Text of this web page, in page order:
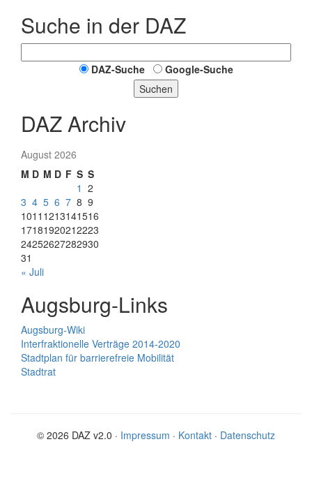
Suche in der DAZ
DAZ-Suche
Google-Suche
Suchen
DAZ Archiv
August 2026
M D M D F S S
1 2
3 4 5 6 7 8 9
1011 1213141516
17181920212223
24252627282930
31
« Juli
Augsburg-Links
Augsburg-Wiki
Interfraktionelle Verträge 2014-2020
Stadtplan für barrierefreie Mobilität
Stadtrat
© 2026 DAZ v2.0 · Impressum · Kontakt · Datenschutz